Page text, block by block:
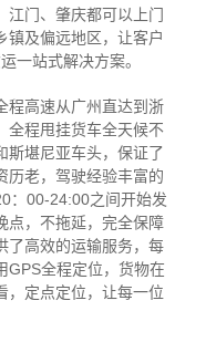
江门、肇庆都可以上门
镇及偏远地区，让客户
一站式解决方案。
程高速从广州直达到浙
全程甩挂货车全天候不
斯堪尼亚车头，保证了
历老，驾驶经验丰富的
：00-24:00之间开始发
点，不拖延，完全保障
了高效的运输服务，每
GPS全程定位，货物在
，定点定位，让每一位